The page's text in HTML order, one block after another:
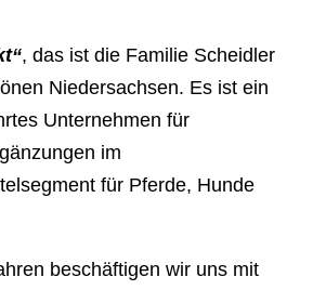
, das ist die Familie Scheidler
Niedersachsen. Es ist ein
Unternehmen für
im
für Pferde, Hunde
beschäftigen wir uns mit